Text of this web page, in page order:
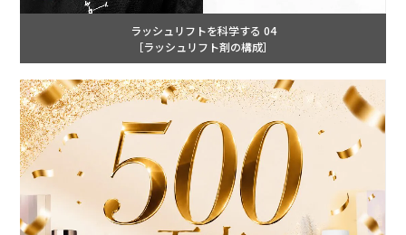
ラッシュリフトを科学する 04
［ラッシュリフト剤の構成］